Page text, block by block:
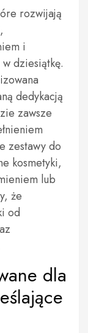
rozwijają
i
dziesiątkę.
dedykacją
zawsze
zestawy do
kosmetyki,
lub
że
od
dla